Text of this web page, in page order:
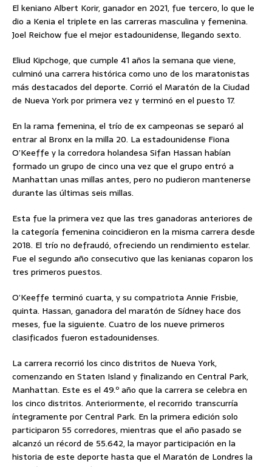
El keniano Albert Korir, ganador en 2021, fue tercero, lo que le
dio a Kenia el triplete en las carreras masculina y femenina.
Joel Reichow fue el mejor estadounidense, llegando sexto.
Eliud Kipchoge, que cumple 41 años la semana que viene,
culminó una carrera histórica como uno de los maratonistas
más destacados del deporte. Corrió el Maratón de la Ciudad
de Nueva York por primera vez y terminó en el puesto 17.
En la rama femenina, el trío de ex campeonas se separó al
entrar al Bronx en la milla 20. La estadounidense Fiona
O’Keeffe y la corredora holandesa Sifan Hassan habían
formado un grupo de cinco una vez que el grupo entró a
Manhattan unas millas antes, pero no pudieron mantenerse
durante las últimas seis millas.
Esta fue la primera vez que las tres ganadoras anteriores de
la categoría femenina coincidieron en la misma carrera desde
2018. El trío no defraudó, ofreciendo un rendimiento estelar.
Fue el segundo año consecutivo que las kenianas coparon los
tres primeros puestos.
O’Keeffe terminó cuarta, y su compatriota Annie Frisbie,
quinta. Hassan, ganadora del maratón de Sídney hace dos
meses, fue la siguiente. Cuatro de los nueve primeros
clasificados fueron estadounidenses.
La carrera recorrió los cinco distritos de Nueva York,
comenzando en Staten Island y finalizando en Central Park,
Manhattan. Este es el 49.º año que la carrera se celebra en
los cinco distritos. Anteriormente, el recorrido transcurría
íntegramente por Central Park. En la primera edición solo
participaron 55 corredores, mientras que el año pasado se
alcanzó un récord de 55.642, la mayor participación en la
historia de este deporte hasta que el Maratón de Londres la